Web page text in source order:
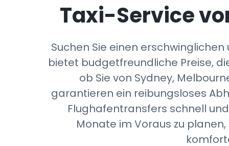
Taxi-Service
Suchen Sie einen
bietet budgetfreundliche Preise,
ob Sie von Sydney,
garantieren ein reibungsloses
Flughafentransfers schnell
Monate im Voraus zu